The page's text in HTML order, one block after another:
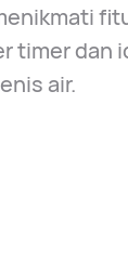
timer dan
air.